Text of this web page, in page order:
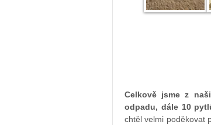
Celkově jsme z
odpadu, dále 10
chtěl velmi poděkovat